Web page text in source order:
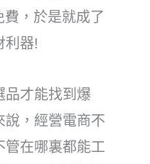
，於是就成了
利器!
品才能找到爆
說，經營電商不
管在哪裏都能工